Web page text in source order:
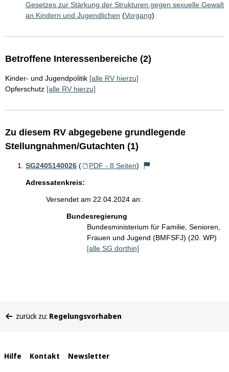
Gesetzes zur Stärkung der Strukturen gegen sexuelle Gewalt
an Kindern und Jugendlichen (Vorgang)
Betroffene Interessenbereiche (2)
Kinder- und Jugendpolitik [alle RV hierzu]
Opferschutz [alle RV hierzu]
Zu diesem RV abgegebene grundlegende
Stellungnahmen/Gutachten (1)
SG2405140026 ( PDF - 8 Seiten)
Adressatenkreis:
Versendet am 22.04.2024 an:
Bundesregierung
Bundesministerium für Familie, Senioren,
Frauen und Jugend (BMFSFJ) (20. WP)
[alle SG dorthin]
befinden
zurück zu: Regelungsvorhaben
Interne
Hilfe Kontakt Newsletter